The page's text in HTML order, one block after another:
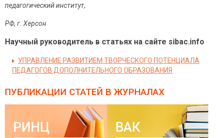
педагогический институт,
РФ, г. Херсон
Научный руководитель в статьях на сайте sibac.info
УПРАВЛЕНИЕ РАЗВИТИЕМ ТВОРЧЕСКОГО ПОТЕНЦИАЛА
ПЕДАГОГОВ ДОПОЛНИТЕЛЬНОГО ОБРАЗОВАНИЯ
ПУБЛИКАЦИИ СТАТЕЙ В ЖУРНАЛАХ
РИНЦ ВАК